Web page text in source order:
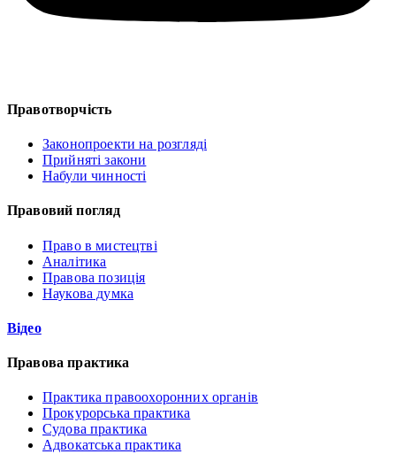
Правотворчість
Законопроекти на розгляді
Прийняті закони
Набули чинності
Правовий погляд
Право в мистецтві
Аналітика
Правова позиція
Наукова думка
Відео
Правова практика
Практика правоохоронних органів
Прокурорська практика
Судова практика
Адвокатська практика